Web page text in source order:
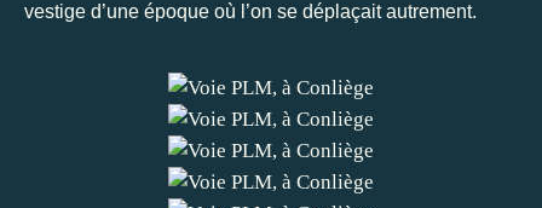
vestige d’une époque où l’on se déplaçait autrement.